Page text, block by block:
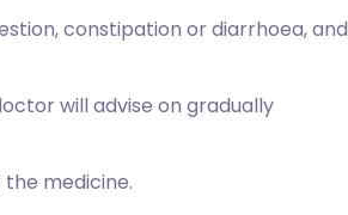
constipation or diarrhoea, and
will advise on gradually
medicine.